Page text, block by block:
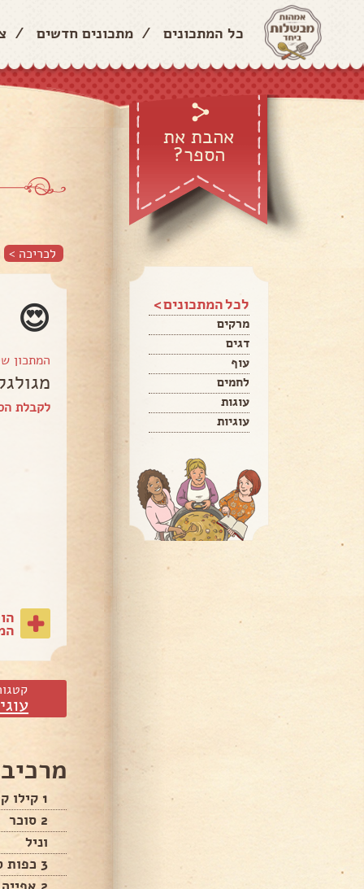
כל המתכונים / מתכונים חדשים /
אהבת את
הספר?
לכל המתכונים >
מרקים
דגים
עוף
לחמים
עוגות
עוגיות
לכריכה >
😍
המתכון
לקבלת
1 קילו קמח
2 סוכר
וניל
3 כפות סוכר